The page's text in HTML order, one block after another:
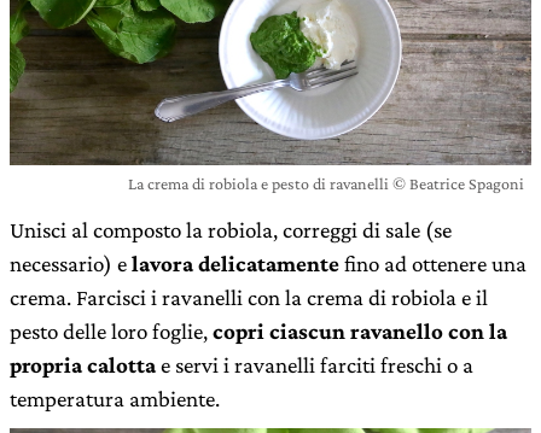
La crema di robiola e pesto di ravanelli © Beatrice Spagoni
Unisci al composto la robiola, correggi di sale (se
necessario) elavora delicatamentefino ad ottenere una
crema. Farcisci i ravanelli con la crema di robiola e il
pesto delle loro foglie,copri ciascun ravanello con la
propria calottae servi i ravanelli farciti freschi o a
temperatura ambiente.